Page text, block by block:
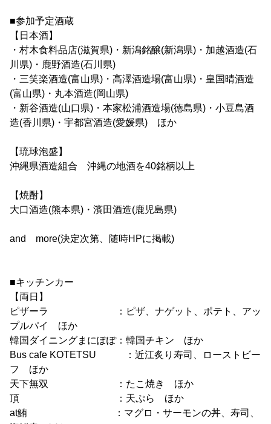
■参加予定酒蔵
【日本酒】
・村木食料品店(滋賀県)・新潟銘醸(新潟県)・加越酒造(石
川県)・鹿野酒造(石川県)
・三笑楽酒造(富山県)・高澤酒造場(富山県)・皇国晴酒造
(富山県)・丸本酒造(岡山県)
・新谷酒造(山口県)・本家松浦酒造場(徳島県)・小豆島酒
造(香川県)・宇都宮酒造(愛媛県) ほか
【琉球泡盛】
沖縄県酒造組合 沖縄の地酒を40銘柄以上
【焼酎】
大口酒造(熊本県)・濱田酒造(鹿児島県)
and more(決定次第、随時HPに掲載)
■キッチンカー
【両日】
ピザーラ ：ピザ、ナゲット、ポテト、アッ
プルパイ ほか
韓国ダイニングまにぽぽ：韓国チキン ほか
Bus cafe KOTETSU ：近江炙り寿司、ローストビー
フ ほか
天下無双 ：たこ焼き ほか
頂 ：天ぷら ほか
at鮪 ：マグロ・サーモンの丼、寿司、